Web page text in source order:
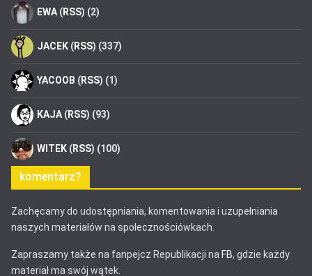
EWA (RSS) (2)
JACEK (RSS) (337)
YACOOB (RSS) (1)
KAJA (RSS) (93)
WITEK (RSS) (100)
komentarz?
Zachęcamy do udostępniania, komentowania i uzupełniania
naszych materiałów na społecznościówkach.
Zapraszamy także na fanpejcz Republikacji na FB, gdzie każdy
materiał ma swój wątek.